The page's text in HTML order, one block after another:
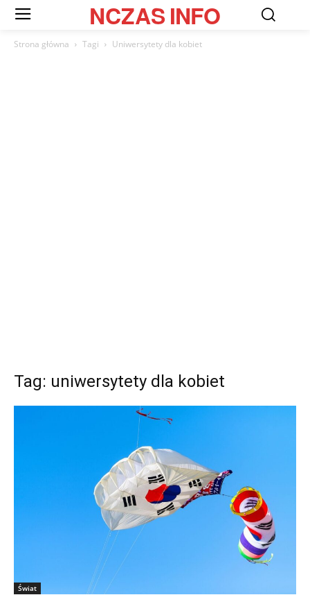
NCZASINFO
Strona główna Tagi Uniwersytety dla kobiet
Tag: uniwersytety dla kobiet
Świat